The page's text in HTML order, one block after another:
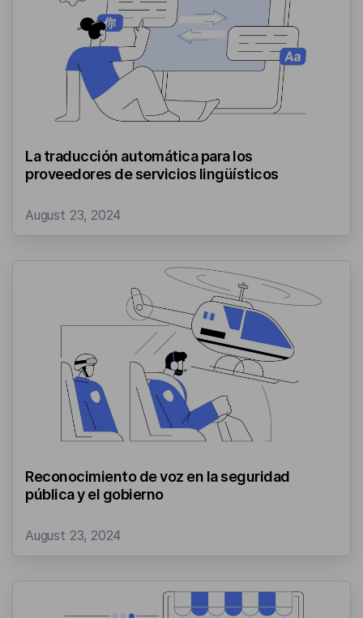
La traducción automática para los
proveedores de servicios lingüísticos
August 23, 2024
Reconocimiento de voz en la seguridad
pública y el gobierno
August 23, 2024